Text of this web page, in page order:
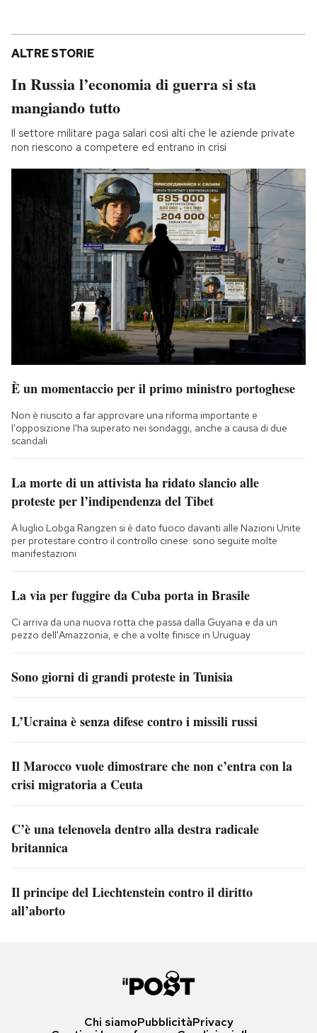
ALTRE STORIE
In Russia l’economia di guerra si sta
mangiando tutto
Il settore militare paga salari così alti che le aziende private
non riescono a competere ed entrano in crisi
È un momentaccio per il primo ministro portoghese
Non è riuscito a far approvare una riforma importante e
l'opposizione l'ha superato nei sondaggi, anche a causa di due
scandali
La morte di un attivista ha ridato slancio alle
proteste per l’indipendenza del Tibet
A luglio Lobga Rangzen si è dato fuoco davanti alle Nazioni Unite
per protestare contro il controllo cinese: sono seguite molte
manifestazioni
La via per fuggire da Cuba porta in Brasile
Ci arriva da una nuova rotta che passa dalla Guyana e da un
pezzo dell'Amazzonia, e che a volte finisce in Uruguay
Sono giorni di grandi proteste in Tunisia
L’Ucraina è senza difese contro i missili russi
Il Marocco vuole dimostrare che non c’entra con la
crisi migratoria a Ceuta
C’è una telenovela dentro alla destra radicale
britannica
Il principe del Liechtenstein contro il diritto
all’aborto
Chi siamoPubblicitàPrivacy